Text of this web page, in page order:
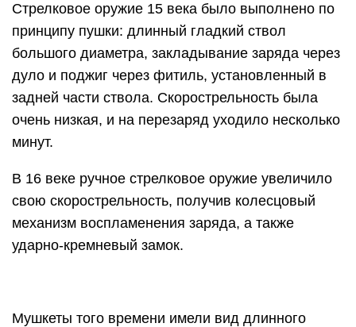
Стрелковое оружие 15 века было выполнено по
принципу пушки: длинный гладкий ствол
большого диаметра, закладывание заряда через
дуло и поджиг через фитиль, установленный в
задней части ствола. Скорострельность была
очень низкая, и на перезаряд уходило несколько
минут.
В 16 веке ручное стрелковое оружие увеличило
свою скорострельность, получив колесцовый
механизм воспламенения заряда, а также
ударно-кремневый замок.
Мушкеты того времени имели вид длинного